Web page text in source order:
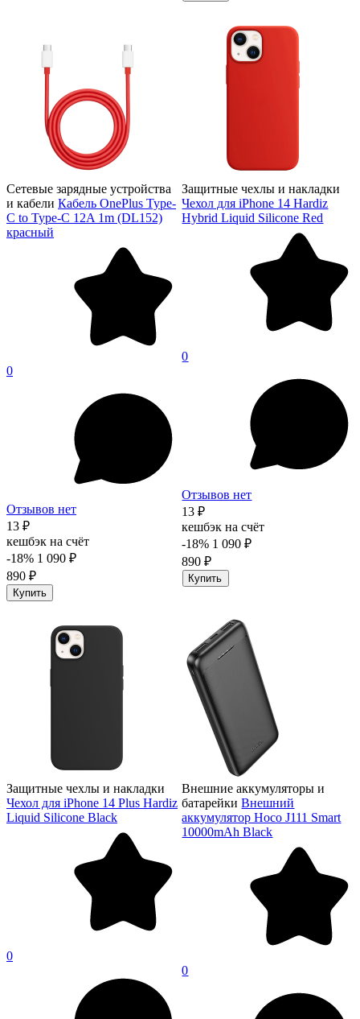
Сетевые зарядные устройства
и кабели Кабель OnePlus Type-
C to Type-C 12A 1m (DL152)
красный
0
Отзывов нет
13 ₽
кешбэк на счёт
-18% 1 090 ₽
890 ₽
Купить
Защитные чехлы и накладки
Чехол для iPhone 14 Hardiz
Hybrid Liquid Silicone Red
0
Отзывов нет
13 ₽
кешбэк на счёт
-18% 1 090 ₽
890 ₽
Купить
Защитные чехлы и накладки
Чехол для iPhone 14 Plus Hardiz
Liquid Silicone Black
0
Внешние аккумуляторы и
батарейки Внешний
аккумулятор Hoco J111 Smart
10000mAh Black
0